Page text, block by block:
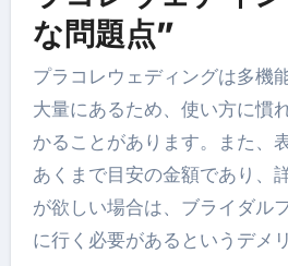
な問題点”
プラコレウェディングは多機
大量にあるため、使い方に慣
かることがあります。また、
あくまで目安の金額であり、
が欲しい場合は、ブライダル
に行く必要があるというデメ